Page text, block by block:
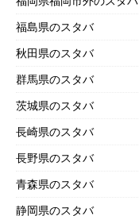
福島県のスタバ
秋田県のスタバ
群馬県のスタバ
茨城県のスタバ
長崎県のスタバ
長野県のスタバ
青森県のスタバ
静岡県のスタバ